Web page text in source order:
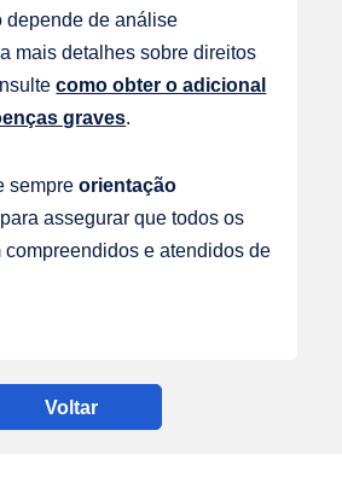
depende de análise
mais detalhes sobre direitos
como obter o adicional
graves.
sempreorientação
para assegurar que todos os
e atendidos de
Voltar